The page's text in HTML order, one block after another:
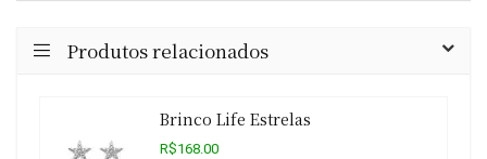
Produtos relacionados
Brinco Life Estrelas
R$168.00